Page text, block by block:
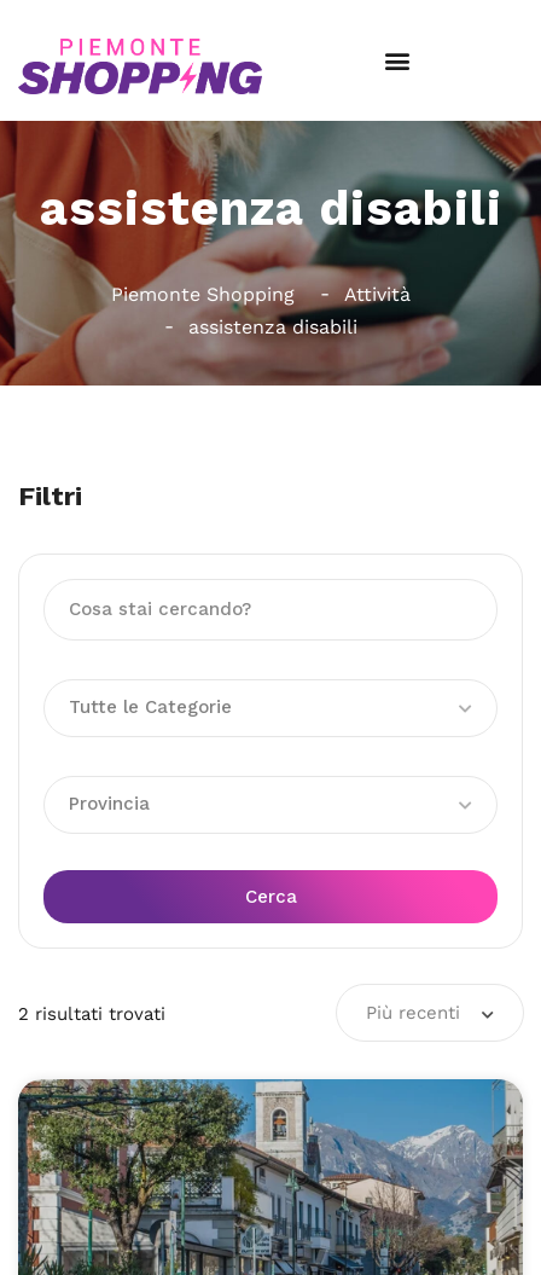
assistenza disabili
Piemonte Shopping
Attività
assistenza disabili
Filtri
Tutte le Categorie
Provincia
Cerca
2 risultati trovati Più recenti